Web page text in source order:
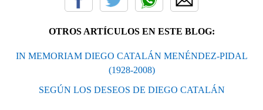
OTROS ARTÍCULOS EN ESTE BLOG:
IN MEMORIAM DIEGO CATALÁN MENÉNDEZ-PIDAL
(1928-2008)
SEGÚN LOS DESEOS DE DIEGO CATALÁN